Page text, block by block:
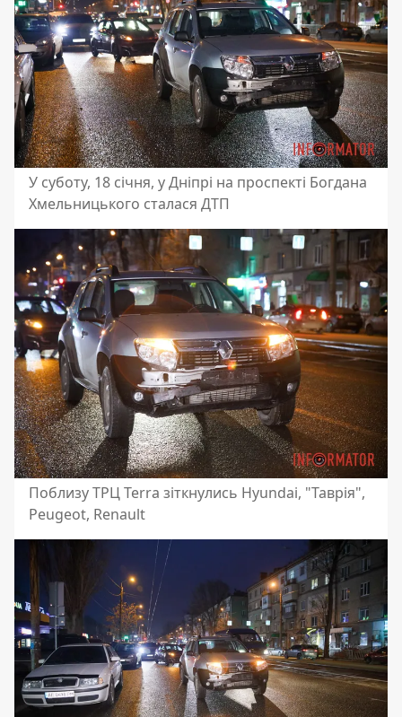
У суботу, 18 січня, у Дніпрі на проспекті Богдана
Хмельницького сталася ДТП
Поблизу ТРЦ Terra зіткнулись Hyundai, "Таврія",
Peugeot, Renault